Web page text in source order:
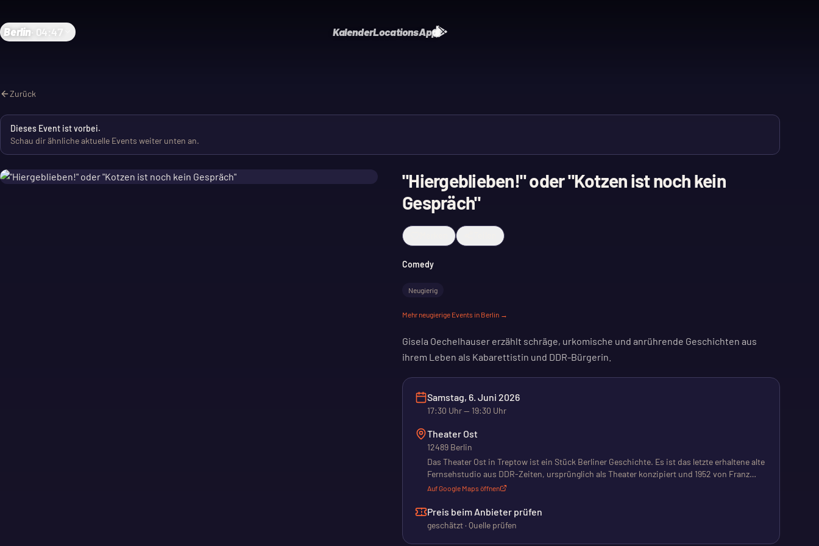
Berlin 04:47 KalenderLocationsApp
Zurück
Dieses Event ist vorbei.
Schau dir ähnliche aktuelle Events weiter unten an.
"Hiergeblieben!" oder "Kotzen ist noch kein
Gespräch"
Comedy
Neugierig
Mehr neugierige Events in Berlin →
Gisela Oechelhauser erzählt schräge, urkomische und anrührende Geschichten aus
ihrem Leben als Kabarettistin und DDR-Bürgerin.
Samstag, 6. Juni 2026
17:30 Uhr— 19:30 Uhr
Theater Ost
12489 Berlin
Das Theater Ost in Treptow ist ein Stück Berliner Geschichte. Es ist das letzte erhaltene alte
Fernsehstudio aus DDR-Zeiten, ursprünglich als Theater konzipiert und 1952 von Franz
Ehrlich gegründet. Heute steht es unter Denkmalschutz und dient weiterhin als Bühne. Hier
Haus setzt sich dafür ein, Kunst und Kultur als Grundrecht zu verankern. Es ist ein Ort für
alle, die Theater mit besonderer Historie suchen.
Auf Google Maps öffnen
Preis beim Anbieter prüfen
geschätzt · Quelle prüfen